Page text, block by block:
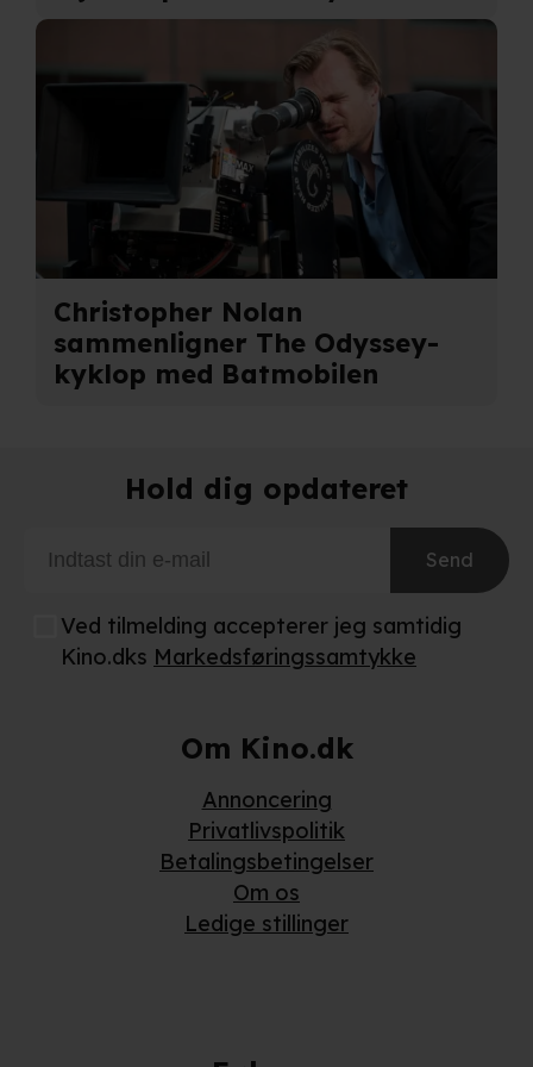
adresse. IP-adressen kan blive delt med vores
Du kan læse mere om vores brug af cookies og
behandling af dine personoplysninger i både vores
cookiepolitik.
Christopher Nolan
sammenligner The Odyssey-
kyklop med Batmobilen
Hold dig opdateret
Send
Ved tilmelding accepterer jeg samtidig
Kino.dks Markedsføringssamtykke
Om Kino.dk
Annoncering
Privatlivspolitik
Betalingsbetingelser
Om os
Ledige stillinger